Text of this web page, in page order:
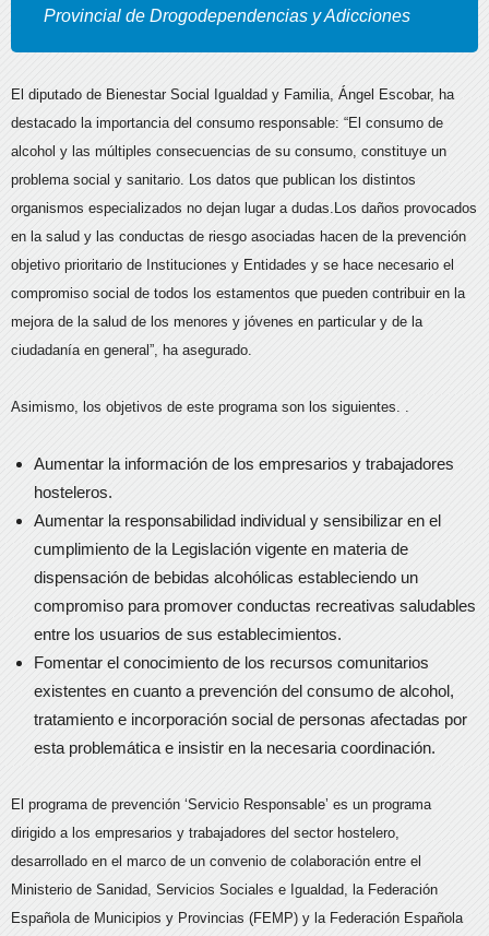
Provincial de Drogodependencias y Adicciones
El diputado de Bienestar Social Igualdad y Familia, Ángel Escobar, ha
destacado la importancia del consumo responsable: “El consumo de
alcohol y las múltiples consecuencias de su consumo, constituye un
problema social y sanitario. Los datos que publican los distintos
organismos especializados no dejan lugar a dudas.Los daños provocados
en la salud y las conductas de riesgo asociadas hacen de la prevención
objetivo prioritario de Instituciones y Entidades y se hace necesario el
compromiso social de todos los estamentos que pueden contribuir en la
mejora de la salud de los menores y jóvenes en particular y de la
ciudadanía en general”, ha asegurado.
Asimismo, los objetivos de este programa son los siguientes. .
Aumentar la información de los empresarios y trabajadores
hosteleros.
Aumentar la responsabilidad individual y sensibilizar en el
cumplimiento de la Legislación vigente en materia de
dispensación de bebidas alcohólicas estableciendo un
compromiso para promover conductas recreativas saludables
entre los usuarios de sus establecimientos.
Fomentar el conocimiento de los recursos comunitarios
existentes en cuanto a prevención del consumo de alcohol,
tratamiento e incorporación social de personas afectadas por
esta problemática e insistir en la necesaria coordinación.
El programa de prevención ‘Servicio Responsable’ es un programa
dirigido a los empresarios y trabajadores del sector hostelero,
desarrollado en el marco de un convenio de colaboración entre el
Ministerio de Sanidad, Servicios Sociales e Igualdad, la Federación
Española de Municipios y Provincias (FEMP) y la Federación Española